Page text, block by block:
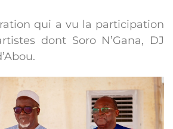
qui a vu la participation
dont Soro N’Gana, DJ